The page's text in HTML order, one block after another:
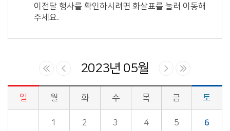
이전달 행사를 확인하시려면 화살표를 눌러 이동해
주세요.
2023년 05월
시정소식>시정 캘린더 게시판의 (2023년 05월) 달력형태로 일정명, 일정내용을 제공합니다.
일 월 화 수 목 금 토
1 2 3 4 5 6